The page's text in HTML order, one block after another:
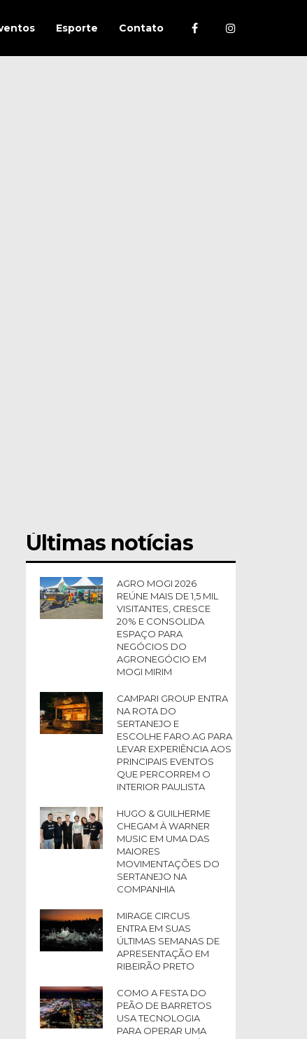
Esporte Contato
Últimas notícias
AGRO MOGI 2026
REÚNE MAIS DE 1,5 MIL
VISITANTES, CRESCE
20% E CONSOLIDA
ESPAÇO PARA
NEGÓCIOS DO
AGRONEGÓCIO EM
MOGI MIRIM
CAMPARI GROUP ENTRA
NA ROTA DO
SERTANEJO E
ESCOLHE FARO.AG PARA
LEVAR EXPERIÊNCIA AOS
PRINCIPAIS EVENTOS
QUE PERCORREM O
INTERIOR PAULISTA
HUGO & GUILHERME
CHEGAM À WARNER
MUSIC EM UMA DAS
MAIORES
MOVIMENTAÇÕES DO
SERTANEJO NA
COMPANHIA
MIRAGE CIRCUS
ENTRA EM SUAS
ÚLTIMAS SEMANAS DE
APRESENTAÇÃO EM
RIBEIRÃO PRETO
COMO A FESTA DO
PEÃO DE BARRETOS
USA TECNOLOGIA
PARA OPERAR UMA